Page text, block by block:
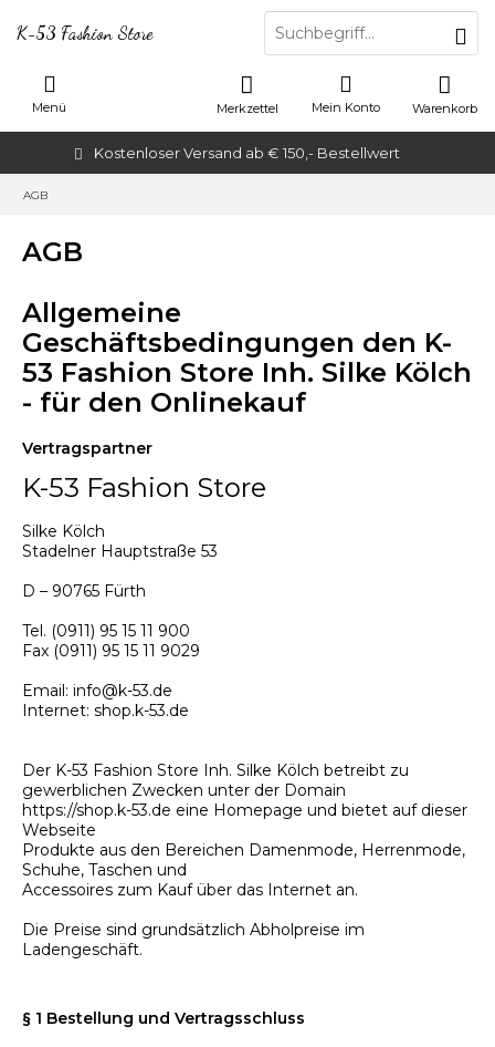
Kostenloser Versand ab € 150,- Bestellwert
K-53 Fashion Store
Warenkorb
Merkzettel Mein Konto
Menü
AGB
AGB
Allgemeine
Geschäftsbedingungen den K-
53 Fashion Store Inh. Silke Kölch
- für den Onlinekauf
Vertragspartner
K-53 Fashion Store
Silke Kölch
Stadelner Hauptstraße 53
D – 90765 Fürth
Tel. (0911) 95 15 11 900
Fax (0911) 95 15 11 9029
Email: info@k-53.de
Internet: shop.k-53.de
Der K-53 Fashion Store Inh. Silke Kölch betreibt zu
gewerblichen Zwecken unter der Domain
https://shop.k-53.de eine Homepage und bietet auf dieser
Webseite
Produkte aus den Bereichen Damenmode, Herrenmode,
Schuhe, Taschen und
Accessoires zum Kauf über das Internet an.
Die Preise sind grundsätzlich Abholpreise im
Ladengeschäft.
§ 1 Bestellung und Vertragsschluss